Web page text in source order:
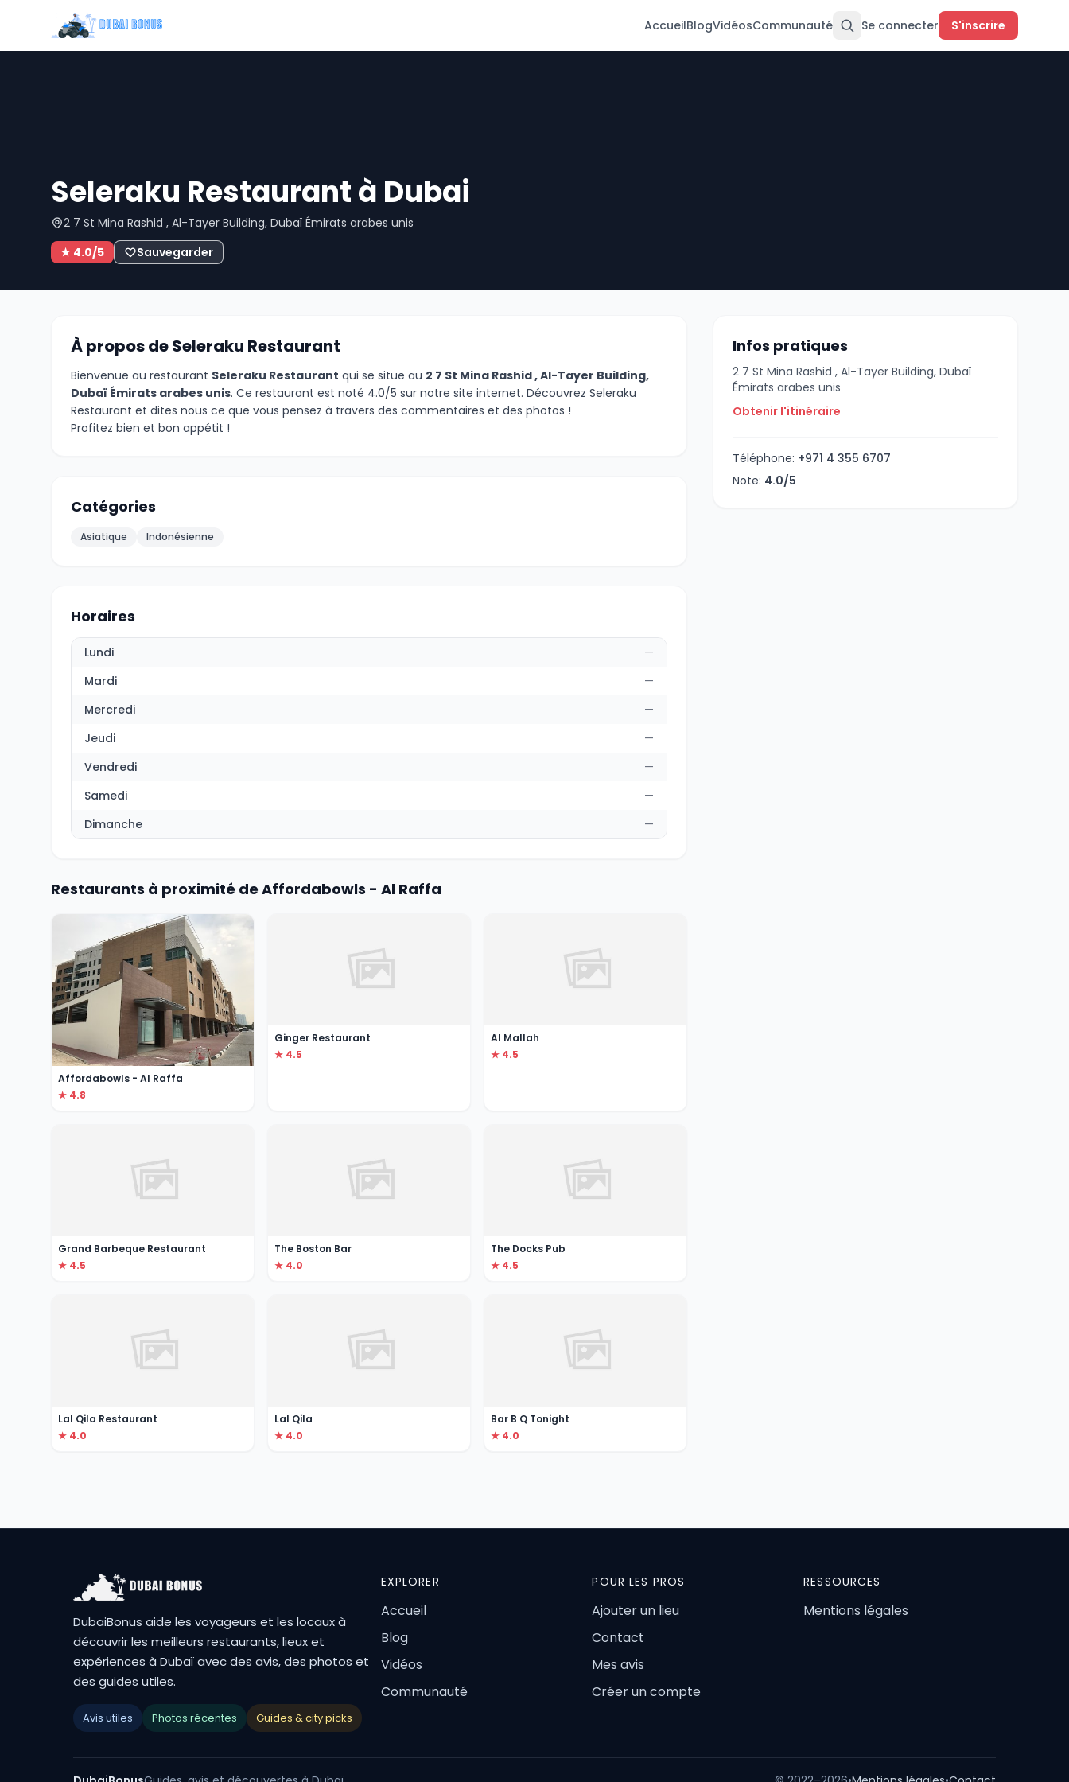
AccueilBlogVidéosCommunauté Se connecter S'inscrire
Seleraku Restaurant à Dubai
2 7 St Mina Rashid , Al-Tayer Building, Dubaï Émirats arabes unis
★ 4.0/5
Sauvegarder
À propos de Seleraku Restaurant
Bienvenue au restaurant Seleraku Restaurant qui se situe au 2 7 St Mina Rashid , Al-Tayer Building,
Dubaï Émirats arabes unis. Ce restaurant est noté 4.0/5 sur notre site internet. Découvrez Seleraku
Restaurant et dites nous ce que vous pensez à travers des commentaires et des photos !
Profitez bien et bon appétit !
Catégories
Asiatique Indonésienne
Horaires
Lundi
—
Mardi
—
Mercredi
—
Jeudi
—
Vendredi
—
Samedi
—
Dimanche
—
Restaurants à proximité de Affordabowls - Al Raffa
Affordabowls - Al Raffa
★ 4.8
Ginger Restaurant
★ 4.5
Al Mallah
★ 4.5
Grand Barbeque Restaurant
★ 4.5
The Boston Bar
★ 4.0
The Docks Pub
★ 4.5
Lal Qila Restaurant
★ 4.0
Lal Qila
★ 4.0
Bar B Q Tonight
★ 4.0
Infos pratiques
2 7 St Mina Rashid , Al-Tayer Building, Dubaï
Émirats arabes unis
Obtenir l'itinéraire
Téléphone: +971 4 355 6707
Note: 4.0/5
DubaiBonus aide les voyageurs et les locaux à
découvrir les meilleurs restaurants, lieux et
expériences à Dubaï avec des avis, des photos et
des guides utiles.
Avis utiles Photos récentes Guides & city picks
EXPLORER
Accueil
Blog
Vidéos
Communauté
POUR LES PROS
Ajouter un lieu
Contact
Mes avis
Créer un compte
RESSOURCES
Mentions légales